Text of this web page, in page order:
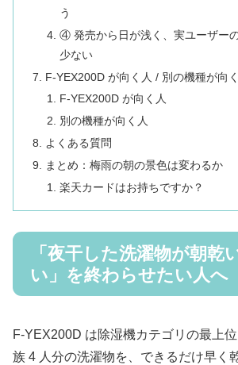
う
④ 発売から日が浅く、実ユーザー
少ない
F-YEX200D が向く人 / 別の機種が向
F-YEX200D が向く人
別の機種が向く人
よくある質問
まとめ：梅雨の朝の景色は変わるか
楽天カードはお持ちですか？
「夜干した洗濯物が朝乾
い」を終わらせたい人へ
F-YEX200D は除湿機カテゴリの最上
族 4 人分の洗濯物を、できるだけ早く